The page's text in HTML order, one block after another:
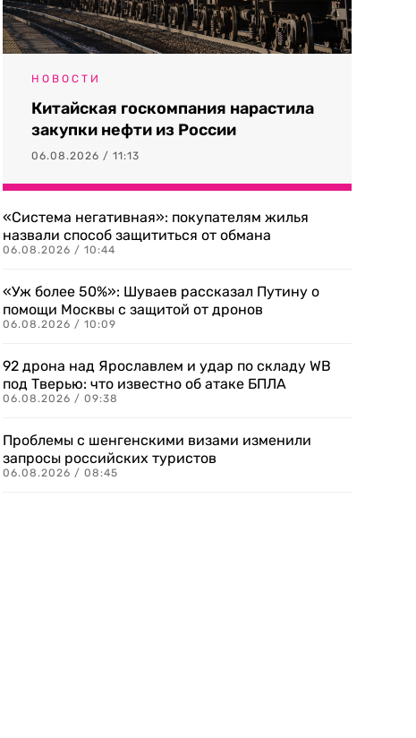
НОВОСТИ
Китайская госкомпания нарастила
закупки нефти из России
06.08.2026 / 11:13
«Система негативная»: покупателям жилья
назвали способ защититься от обмана
06.08.2026 / 10:44
«Уж более 50%»: Шуваев рассказал Путину о
помощи Москвы с защитой от дронов
06.08.2026 / 10:09
92 дрона над Ярославлем и удар по складу WB
под Тверью: что известно об атаке БПЛА
06.08.2026 / 09:38
Проблемы с шенгенскими визами изменили
запросы российских туристов
06.08.2026 / 08:45